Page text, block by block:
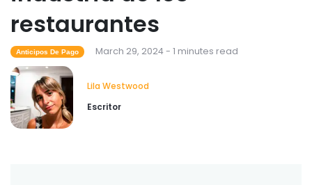
restaurantes
Anticipos De Pago March 29, 2024 - 1 minutes read
Lila Westwood
Escritor